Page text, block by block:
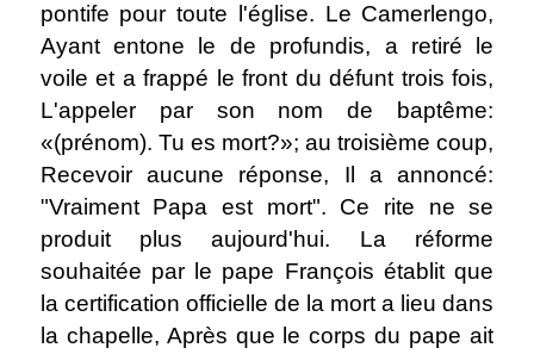
pontife pour toute l'église. Le Camerlengo,
Ayant entone le de profundis, a retiré le
voile et a frappé le front du défunt trois fois,
L'appeler par son nom de baptême:
«(prénom). Tu es mort?»; au troisième coup,
Recevoir aucune réponse, Il a annoncé:
"Vraiment Papa est mort". Ce rite ne se
produit plus aujourd'hui. La réforme
souhaitée par le pape François établit que
la certification officielle de la mort a lieu dans
la chapelle, Après que le corps du pape ait